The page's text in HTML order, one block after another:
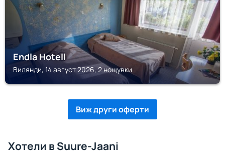
Endla Hotell
Вилянди, 14 август 2026, 2 нощувки
Виж други оферти
Хотели в Suure-Jaani